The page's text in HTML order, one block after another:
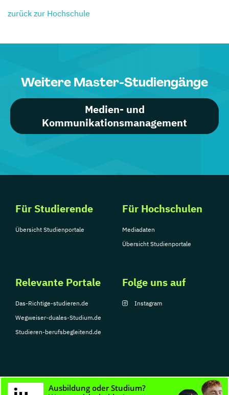
zurück zur Hochschule
Weitere Master-Studiengänge
Medien- und
Kommunikationsmanagement
Für Studierende
Übersicht Studienportale
Für Hochschulen
Mediadaten
Übersicht Studienportale
Relevante Portale
Das-Richtige-studieren.de
Wegweiser-duales-Studium.de
Studieren-berufsbegleitend.de
Folge uns auf
Instagram